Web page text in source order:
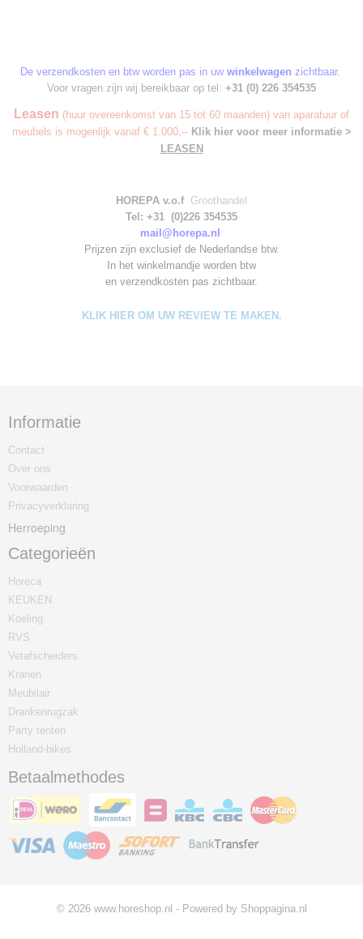
De verzendkosten en btw worden pas in uw winkelwagen zichtbaar.
Voor vragen zijn wij bereikbaar op tel: +31 (0) 226 354535
Leasen (huur overeenkomst van 15 tot 60 maanden) van aparatuur of
meubels is mogenlijk vanaf € 1.000,-- Klik hier voor meer informatie >
LEASEN
HOREPA v.o.f Groothandel
Tel: +31 (0)226 354535
mail@horepa.nl
Prijzen zijn exclusief de Nederlandse btw.
In het winkelmandje worden btw
en verzendkosten pas zichtbaar.
KLIK HIER OM UW REVIEW TE MAKEN.
Informatie
Contact
Over ons
Voorwaarden
Privacyverklaring
Herroeping
Categorieën
Horeca
KEUKEN
Koeling
RVS
Vetafscheiders
Kranen
Meubilair
Drankenrugzak
Party tenten
Holland-bikes
Betaalmethodes
© 2026 www.horeshop.nl - Powered by Shoppagina.nl